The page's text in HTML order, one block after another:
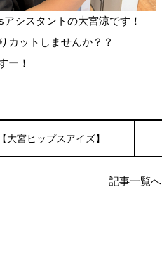
シスタントの大宮涼です！
カットしませんか？？
ー！
大宮ヒップスアイズ】
記事一覧へ